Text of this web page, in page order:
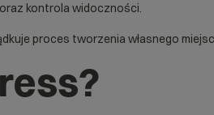
kontrola widoczności.
proces tworzenia własnego